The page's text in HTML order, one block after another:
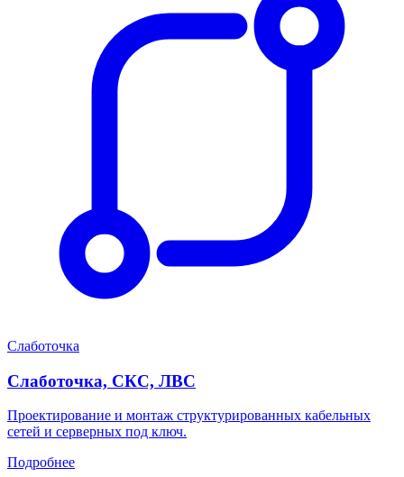
Слаботочка
Слаботочка, СКС, ЛВС
Проектирование и монтаж структурированных кабельных
сетей и серверных под ключ.
Подробнее